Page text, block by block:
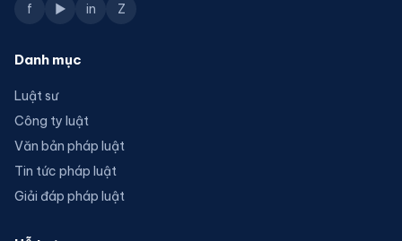
f ▶ in Z
Danh mục
Luật sư
Công ty luật
Văn bản pháp luật
Tin tức pháp luật
Giải đáp pháp luật